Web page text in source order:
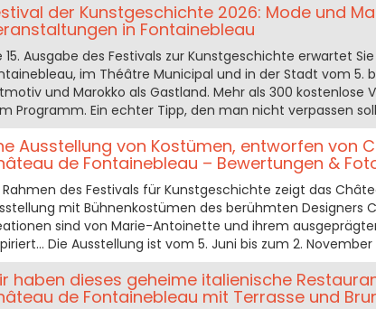
der Kunstgeschichte 2026: Mode und
in Fontainebleau
15. Ausgabe des Festivals zur Kunstgeschichte erwartet
im Théâtre Municipal und in der Stadt vom 5.
und Marokko als Gastland. Mehr als 300
Programm. Ein echter Tipp, den man nicht verpassen
Ausstellung von Kostümen, entworfen von
de Fontainebleau – Bewertungen &
des Festivals für Kunstgeschichte zeigt das
mit Bühnenkostümen des berühmten Designers
sind von Marie-Antoinette und ihrem
Die Ausstellung ist vom 5. Juni bis zum 2.
haben dieses geheime italienische
de Fontainebleau mit Terrasse und